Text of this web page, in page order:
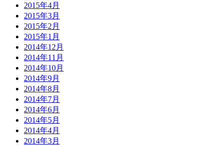
2015年4月
2015年3月
2015年2月
2015年1月
2014年12月
2014年11月
2014年10月
2014年9月
2014年8月
2014年7月
2014年6月
2014年5月
2014年4月
2014年3月